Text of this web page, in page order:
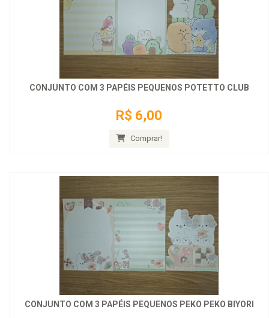
CONJUNTO COM 3 PAPÉIS PEQUENOS POTETTO CLUB
R$ 6,00
Comprar!
CONJUNTO COM 3 PAPÉIS PEQUENOS PEKO PEKO BIYORI